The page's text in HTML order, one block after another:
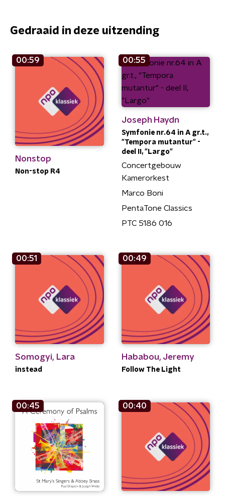
Gedraaid in deze uitzending
00:59
Nonstop
Non-stop R4
00:55
Joseph Haydn
Symfonie nr.64 in A gr.t.,
"Tempora mutantur" -
deel II, "Largo"
Concertgebouw
Kamerorkest
Marco Boni
PentaTone Classics
PTC 5186 016
00:51
Somogyi, Lara
instead
00:49
Hababou, Jeremy
Follow The Light
00:45 00:40